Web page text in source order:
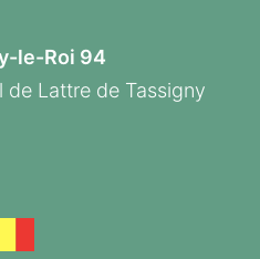
le-Roi 94
de Lattre de Tassigny